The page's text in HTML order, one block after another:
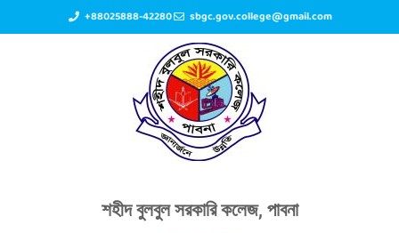
+88025888-42280 sbgc.gov.college@gmail.com
শহীদ বুলবুল সরকারি কলেজ, পাবনা